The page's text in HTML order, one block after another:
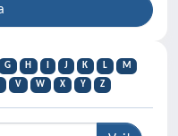
G H J K L
M
V W X Y Z